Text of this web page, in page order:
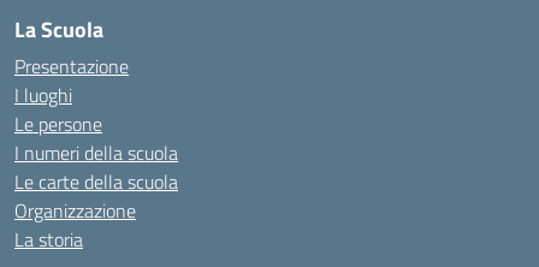
La Scuola
Presentazione
I luoghi
Le persone
I numeri della scuola
Le carte della scuola
Organizzazione
La storia